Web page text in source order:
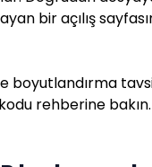
bir açılış
boyutlandırma
rehberine bakın.